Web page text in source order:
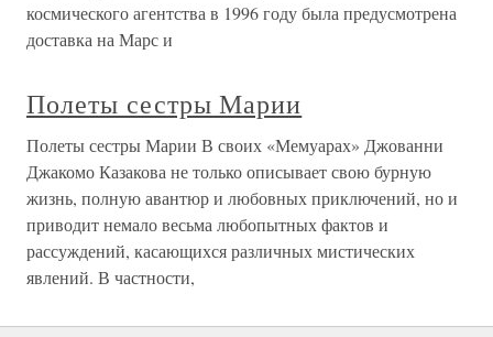
космического агентства в 1996 году была предусмотрена
доставка на Марс и
Полеты сестры Марии
Полеты сестры Марии В своих «Мемуарах» Джованни
Джакомо Казакова не только описывает свою бурную
жизнь, полную авантюр и любовных приключений, но и
приводит немало весьма любопытных фактов и
рассуждений, касающихся различных мистических
явлений. В частности,